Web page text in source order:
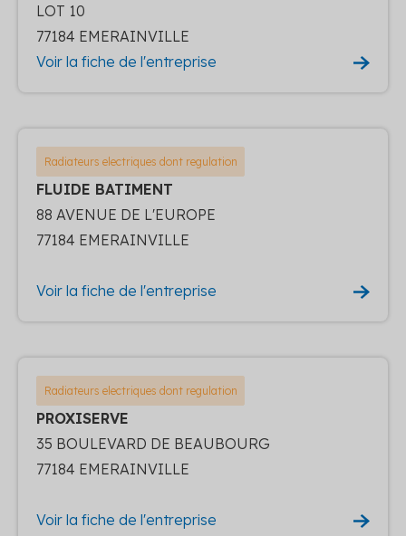
LOT 10
77184 EMERAINVILLE
Voir la fiche de l'entreprise
Radiateurs electriques dont regulation
FLUIDE BATIMENT
88 AVENUE DE L'EUROPE
77184 EMERAINVILLE
Voir la fiche de l'entreprise
Radiateurs electriques dont regulation
PROXISERVE
35 BOULEVARD DE BEAUBOURG
77184 EMERAINVILLE
Voir la fiche de l'entreprise